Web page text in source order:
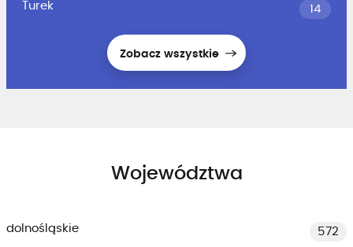
Turek
14
Zobacz wszystkie
Województwa
dolnośląskie
572